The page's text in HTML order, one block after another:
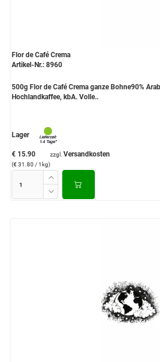
Flor de Café Crema
Artikel-Nr.: 8960
500g Flor de Café Crema ganze Bohne90%
Hochlandkaffee, kbA. Volle..
Lager
€ 15.90
(€ 31.80 / 1kg)
zzgl. Versandkosten